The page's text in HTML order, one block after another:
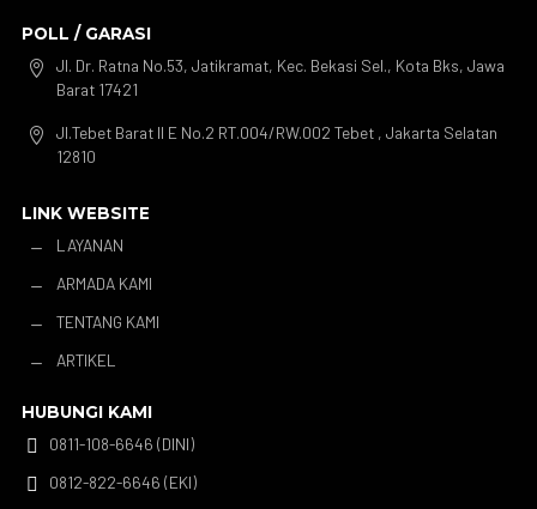
POLL / GARASI

Jl. Dr. Ratna No.53, Jatikramat, Kec. Bekasi Sel., Kota Bks, Jawa
Barat 17421

Jl.Tebet Barat II E No.2 RT.004/RW.002 Tebet , Jakarta Selatan
12810
LINK WEBSITE
K
LAYANAN
K ARMADA KAMI
K TENTANG KAMI
K ARTIKEL
HUBUNGI KAMI

0811-108-6646 (DINI)

0812-822-6646 (EKI)